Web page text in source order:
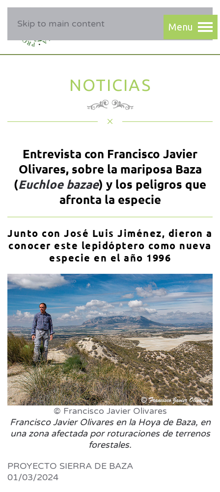
Skip to main content
NOTICIAS
Entrevista con Francisco Javier
Olivares, sobre la mariposa Baza
(Euchloe bazae) y los peligros que
afronta la especie
Junto con José Luis Jiménez, dieron a
conocer este lepidóptero como nueva
especie en el año 1996
© Francisco Javier Olivares
Francisco Javier Olivares en la Hoya de Baza, en
una zona afectada por roturaciones de terrenos
forestales.
PROYECTO SIERRA DE BAZA
01/03/2024